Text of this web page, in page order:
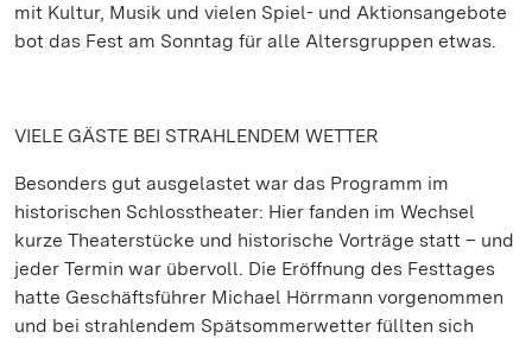
mit Kultur, Musik und vielen Spiel- und Aktionsangebote
bot das Fest am Sonntag für alle Altersgruppen etwas.
VIELE GÄSTE BEI STRAHLENDEM WETTER
Besonders gut ausgelastet war das Programm im
historischen Schlosstheater: Hier fanden im Wechsel
kurze Theaterstücke und historische Vorträge statt – und
jeder Termin war übervoll. Die Eröffnung des Festtages
hatte Geschäftsführer Michael Hörrmann vorgenommen
und bei strahlendem Spätsommerwetter füllten sich